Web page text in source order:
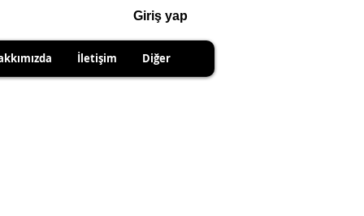
Giriş yap
İletişim Diğer